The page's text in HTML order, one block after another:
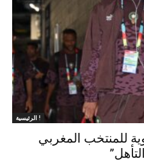
الرئيسية !
للمنتخب المغربي